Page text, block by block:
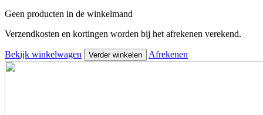
Geen producten in de winkelmand
Verzendkosten en kortingen worden bij het afrekenen verekend.
Bekijk winkelwagen Verder winkelen Afrekenen